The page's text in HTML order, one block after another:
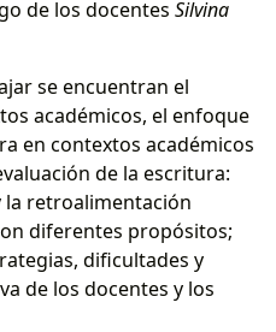
de los docentes Silvina
se encuentran el
académicos, el enfoque
en contextos académicos
de la escritura:
retroalimentación
diferentes propósitos;
dificultades y
de los docentes y los